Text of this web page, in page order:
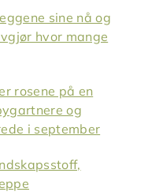
sine nå og
hvor mange
rosene på en
og
i september